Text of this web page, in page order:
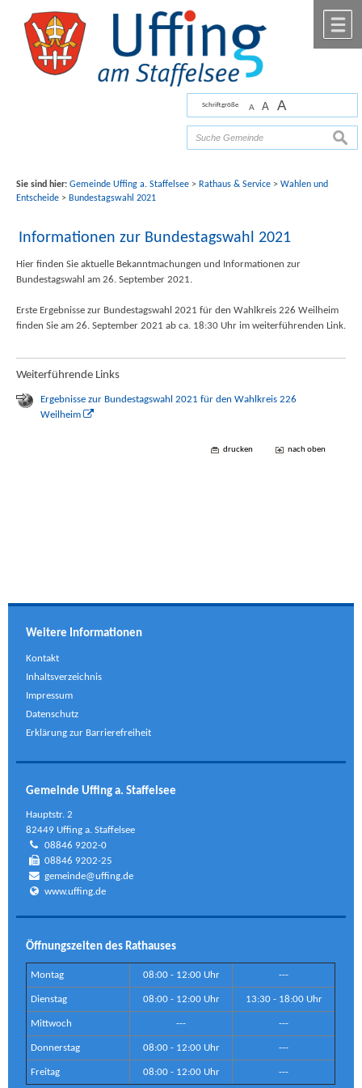
Schriftgröße A A A
Bilder mit freundlicher Unterstützung von FotografFlorian Werner
Sie sind hier: Gemeinde Uffing a. Staffelsee> Rathaus & Service> Wahlen und
Entscheide> Bundestagswahl 2021
Informationen zur Bundestagswahl 2021
Hier finden Sie aktuelle Bekanntmachungen und Informationen zur
Bundestagswahl am 26. September 2021.
Erste Ergebnisse zur Bundestagswahl 2021 für den Wahlkreis 226 Weilheim
finden Sie am 26. September 2021 ab ca. 18:30 Uhr im weiterführenden Link.
Weiterführende Links
Ergebnisse zur Bundestagswahl 2021 für den Wahlkreis 226
Weilheim
drucken nach oben
Weitere Informationen
Kontakt
Inhaltsverzeichnis
Impressum
Datenschutz
Erklärung zur Barrierefreiheit
Gemeinde Uffing a. Staffelsee
Hauptstr. 2
82449 Uffing a. Staffelsee
08846 9202-0
08846 9202-25
gemeinde@uffing.de
www.uffing.de
Öffnungszeiten des Rathauses
Montag 08:00 - 12:00 Uhr ---
Dienstag 08:00 - 12:00 Uhr 13:30 - 18:00 Uhr
Mittwoch --- ---
Donnerstag 08:00 - 12:00 Uhr ---
Freitag 08:00 - 12:00 Uhr ---